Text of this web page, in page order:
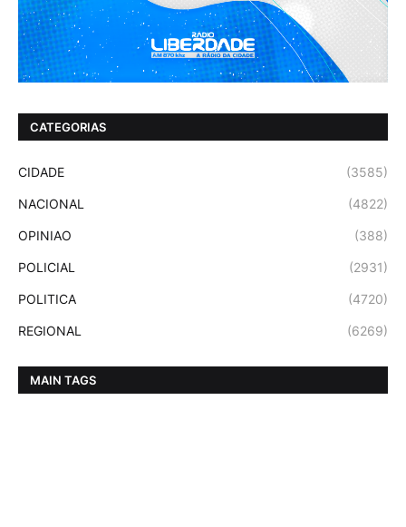
CATEGORIAS
CIDADE (3585)
NACIONAL (4822)
OPINIAO (388)
POLICIAL (2931)
POLITICA (4720)
REGIONAL (6269)
MAIN TAGS